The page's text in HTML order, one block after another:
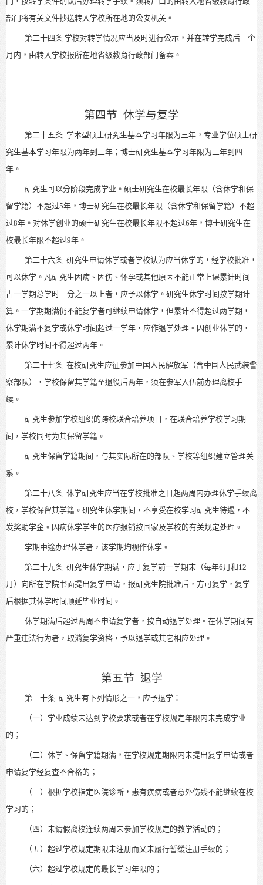
部门将有关文件抄送转入学校所在地的公安机关。
第二十四条 学校对转学情况应当及时进行公示，并在转学完成后三个
月内，由转入学校报所在地省级教育行政部门备案。
第四节 休学与复学
第二十五条 学术型硕士研究生基本学习年限为三年，专业学位硕士研
究生基本学习年限为两年到三年；博士研究生基本学习年限为三年到四
年。
研究生可以分阶段完成学业。硕士研究生在校最长年限（含休学和保
留学籍）不超过5年，博士研究生在校最长年限（含休学和保留学籍）不超
过8年。对休学创业的硕士研究生在校最长年限不超过6年，博士研究生在
校最长年限不超过9年。
第二十六条 研究生申请休学或者学校认为应当休学的，经学校批准，
可以休学。凡研究生因病、因伤、怀孕或其他原因不能正常上课累计时间
占一学期总学时三分之一以上者，应予以休学。研究生休学时间按学期计
算。一学期期满仍不能复学者可继续申请休学，但累计不得超过两学期，
休学期满不复学或休学时间超过一学年，应作退学处理。因创业休学的，
累计休学时间不得超过两年。
第二十七条 在校研究生应征参加中国人民解放军（含中国人民武装警
察部队），学校保留其学籍至退役后两年，须在参军入伍前办理离校手
续。
研究生参加学校组织的跨校联合培养项目，在联合培养学校学习期
间，学校同时为其保留学籍。
研究生保留学籍期间，与其实际所在的部队、学校等组织建立管理关
系。
第二十八条 休学研究生应当在学校批准之日起两周内办理休学手续离
校，学校保留其学籍。研究生休学期间，不享受在校学习研究生待遇，不
发奖助学金。因病休学学生的医疗报销按国家及学校的有关规定处理。
学期中途办理休学者，该学期均视作休学。
第二十九条 研究生休学期满，应于复学前一学期末（每年6月和12
月）向所在学院书面提出复学申请，报研究生院批准后，方可复学，复学
后根据其休学时间顺延毕业时间。
休学期满后超过两周不申请复学者，按自动退学处理。在休学期间有
严重违法行为者，取消复学资格，予以退学或其它相应处理。
第五节 退学
第三十条 研究生有下列情形之一，应予退学：
（一）学业成绩未达到学校要求或者在学校规定年限内未完成学业
的；
（二）休学、保留学籍期满，在学校规定期限内未提出复学申请或者
申请复学经复查不合格的；
（三）根据学校指定医院诊断，患有疾病或者意外伤残不能继续在校
学习的；
（四）未请假离校连续两周未参加学校规定的教学活动的；
（五）超过学校规定期限未注册而又未履行暂缓注册手续的；
（六）超过学校规定的最长学习年限的；